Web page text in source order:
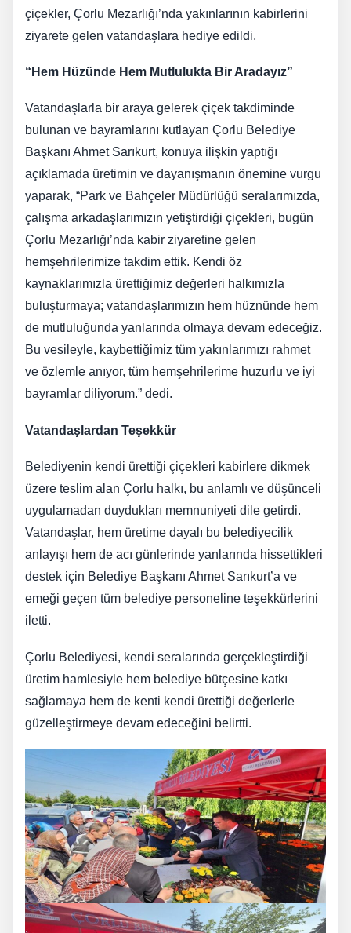
çiçekler, Çorlu Mezarlığı’nda yakınlarının kabirlerini
ziyarete gelen vatandaşlara hediye edildi.
“Hem Hüzünde Hem Mutlulukta Bir Aradayız”
Vatandaşlarla bir araya gelerek çiçek takdiminde
bulunan ve bayramlarını kutlayan Çorlu Belediye
Başkanı Ahmet Sarıkurt, konuya ilişkin yaptığı
açıklamada üretimin ve dayanışmanın önemine vurgu
yaparak, “Park ve Bahçeler Müdürlüğü seralarımızda,
çalışma arkadaşlarımızın yetiştirdiği çiçekleri, bugün
Çorlu Mezarlığı’nda kabir ziyaretine gelen
hemşehrilerimize takdim ettik. Kendi öz
kaynaklarımızla ürettiğimiz değerleri halkımızla
buluşturmaya; vatandaşlarımızın hem hüznünde hem
de mutluluğunda yanlarında olmaya devam edeceğiz.
Bu vesileyle, kaybettiğimiz tüm yakınlarımızı rahmet
ve özlemle anıyor, tüm hemşehrilerime huzurlu ve iyi
bayramlar diliyorum.” dedi.
Vatandaşlardan Teşekkür
Belediyenin kendi ürettiği çiçekleri kabirlere dikmek
üzere teslim alan Çorlu halkı, bu anlamlı ve düşünceli
uygulamadan duydukları memnuniyeti dile getirdi.
Vatandaşlar, hem üretime dayalı bu belediyecilik
anlayışı hem de acı günlerinde yanlarında hissettikleri
destek için Belediye Başkanı Ahmet Sarıkurt’a ve
emeği geçen tüm belediye personeline teşekkürlerini
iletti.
Çorlu Belediyesi, kendi seralarında gerçekleştirdiği
üretim hamlesiyle hem belediye bütçesine katkı
sağlamaya hem de kenti kendi ürettiği değerlerle
güzelleştirmeye devam edeceğini belirtti.